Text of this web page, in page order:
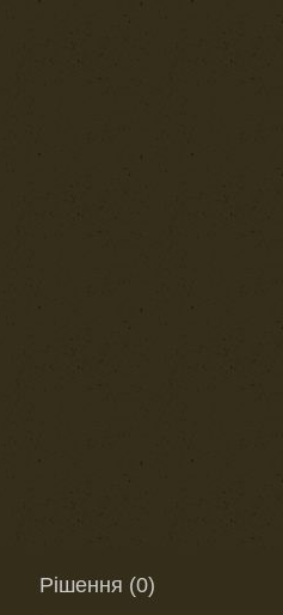
Рішення (0)